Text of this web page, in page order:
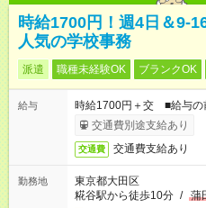
時給1700円！週4日＆9-
人気の学校事務
派遣 職種未経験OK ブランクOK
給与
時給1700円＋交 ■給与の
交通費別途支給あり
交通費 交通費支給あり
勤務地
東京都大田区
糀谷駅から徒歩10分 / 蒲